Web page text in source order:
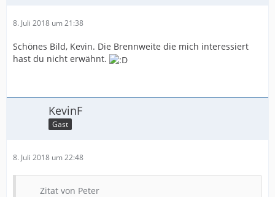
8. Juli 2018 um 21:38
Schönes Bild, Kevin. Die Brennweite die mich interessiert
hast du nicht erwähnt.
KevinF
Gast
8. Juli 2018 um 22:48
Zitat von Peter